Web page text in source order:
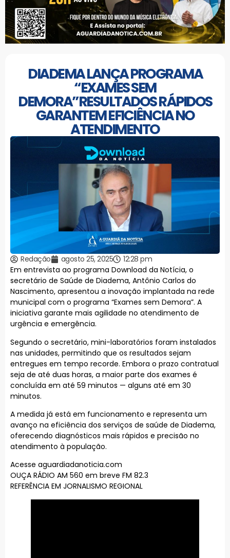
DIADEMA LANÇA PROGRAMA
“EXAMES SEM
DEMORA”RESULTADOS RÁPIDOS
GARANTEM EFICIÊNCIA NO
ATENDIMENTO
Redação agosto 25, 2025
12:28 pm
Em entrevista ao programa Download da Notícia, o
secretário de Saúde de Diadema, Antônio Carlos do
Nascimento, apresentou a inovação implantada na rede
municipal com o programa “Exames sem Demora”. A
iniciativa garante mais agilidade no atendimento de
urgência e emergência.
Segundo o secretário, mini-laboratórios foram instalados
nas unidades, permitindo que os resultados sejam
entregues em tempo recorde. Embora o prazo contratual
seja de até duas horas, a maior parte dos exames é
concluída em até 59 minutos — alguns até em 30
minutos.
A medida já está em funcionamento e representa um
avanço na eficiência dos serviços de saúde de Diadema,
oferecendo diagnósticos mais rápidos e precisão no
atendimento à população.
Acesse aguardiadanoticia.com
OUÇA RÁDIO AM 560 em breve FM 82.3
REFERÊNCIA EM JORNALISMO REGIONAL